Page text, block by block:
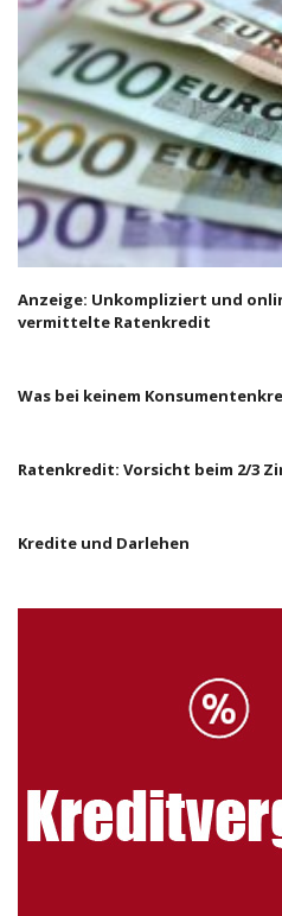
Anzeige: Unkompliziert und
vermittelte Ratenkredit
Was bei keinem
Ratenkredit: Vorsicht beim 2/3
Kredite und Darlehen